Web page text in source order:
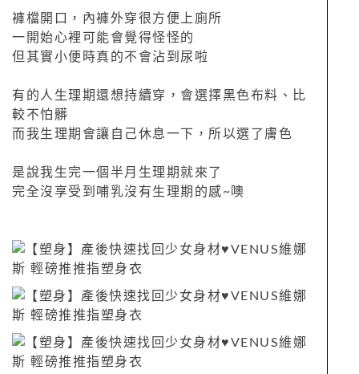
褲檔開口，內褲外穿很方便上廁所
一開始心裡可能會覺得怪怪的
但其實小便時真的不會沾到尿啦
有的人生理期還想持續穿，會選擇黑色布料、比
較不怕髒
而我生理期會讓自己休息一下，所以選了膚色
是說我生完一個半月生理期就來了
完全沒享受到哺乳沒有生理期的感~噢